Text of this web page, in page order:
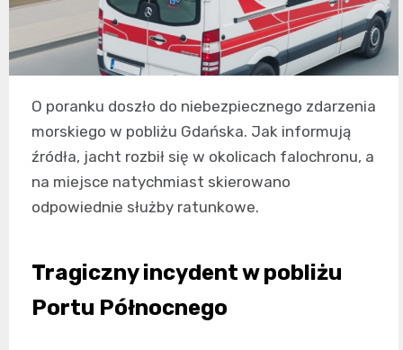
O poranku doszło do niebezpiecznego zdarzenia
morskiego w pobliżu Gdańska. Jak informują
źródła, jacht rozbił się w okolicach falochronu, a
na miejsce natychmiast skierowano
odpowiednie służby ratunkowe.
Tragiczny incydent w pobliżu
Portu Północnego